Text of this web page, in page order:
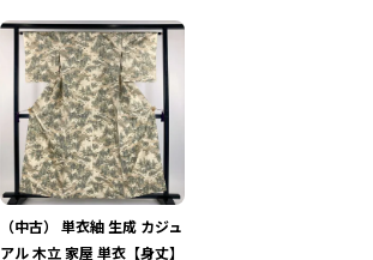
（中古） 単衣紬 生成 カジュ
アル 木立 家屋 単衣【身丈】